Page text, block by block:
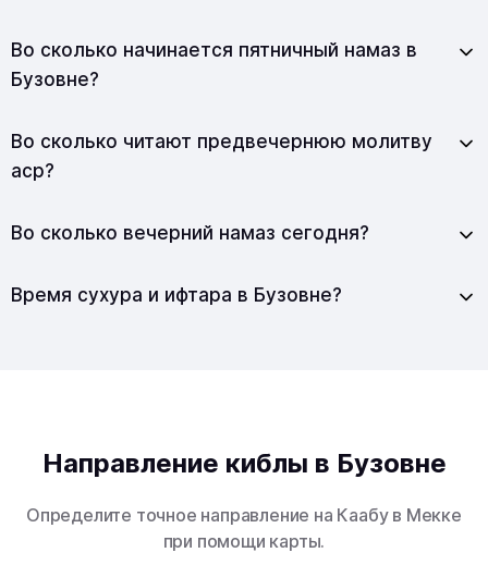
Во сколько начинается пятничный намаз в
Бузовне?
Во сколько читают предвечернюю молитву
аср?
Во сколько вечерний намаз сегодня?
Время сухура и ифтара в Бузовне?
Направление киблы в Бузовне
Определите точное направление на Каабу в Мекке
при помощи карты.